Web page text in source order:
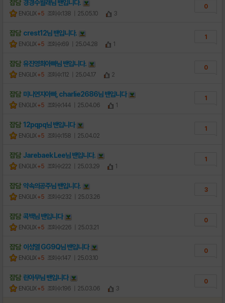
잡담 경경수월래님 밴입니다.
ENGLIX+5 조회수:138 | 25.05.10 3
0
잡담 crest12님 밴입니다.
ENGLIX+5 조회수:69 | 25.04.28 1
1
잡담 유진영희아빠님 밴입니다.
ENGLIX+5 조회수:112 | 25.04.17 2
0
잡담 미니연지아빠, charlie2686님 밴입니다
ENGLIX+5 조회수:144 | 25.04.06 1
1
잡담 12pqpq님 밴입니다
ENGLIX+5 조회수:158 | 25.04.02
1
잡담 Jarebaek Lee님 밴입니다.
ENGLIX+5 조회수:222 | 25.03.29 1
1
잡담 약속의공주님 밴입니다.
ENGLIX+5 조회수:232 | 25.03.26
3
잡담 콕백님 밴입니다
ENGLIX+5 조회수:226 | 25.03.21
0
잡담 이성열 GG9Q님 밴입니다
ENGLIX+5 조회수:147 | 25.03.10
0
잡담 란아무님 밴입니다
ENGLIX+5 조회수:196 | 25.03.06 3
0